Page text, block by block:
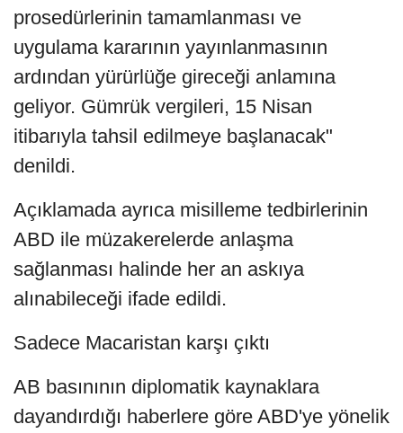
prosedürlerinin tamamlanması ve
uygulama kararının yayınlanmasının
ardından yürürlüğe gireceği anlamına
geliyor. Gümrük vergileri, 15 Nisan
itibarıyla tahsil edilmeye başlanacak"
denildi.
Açıklamada ayrıca misilleme tedbirlerinin
ABD ile müzakerelerde anlaşma
sağlanması halinde her an askıya
alınabileceği ifade edildi.
Sadece Macaristan karşı çıktı
AB basınının diplomatik kaynaklara
dayandırdığı haberlere göre ABD'ye yönelik